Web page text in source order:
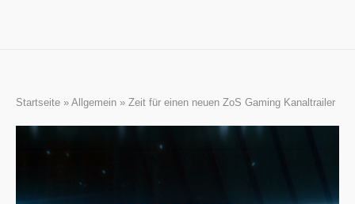
Startseite » Allgemein » Zeit für einen neuen ZoS Gaming Kanaltrailer